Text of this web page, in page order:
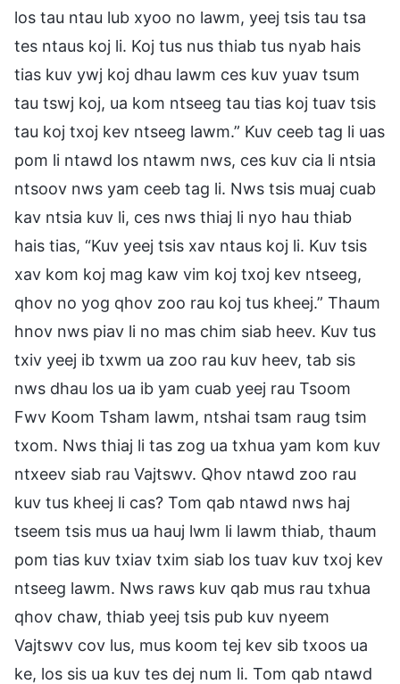
los tau ntau lub xyoo no lawm, yeej tsis tau tsa
tes ntaus koj li. Koj tus nus thiab tus nyab hais
tias kuv ywj koj dhau lawm ces kuv yuav tsum
tau tswj koj, ua kom ntseeg tau tias koj tuav tsis
tau koj txoj kev ntseeg lawm.” Kuv ceeb tag li uas
pom li ntawd los ntawm nws, ces kuv cia li ntsia
ntsoov nws yam ceeb tag li. Nws tsis muaj cuab
kav ntsia kuv li, ces nws thiaj li nyo hau thiab
hais tias, “Kuv yeej tsis xav ntaus koj li. Kuv tsis
xav kom koj mag kaw vim koj txoj kev ntseeg,
qhov no yog qhov zoo rau koj tus kheej.” Thaum
hnov nws piav li no mas chim siab heev. Kuv tus
txiv yeej ib txwm ua zoo rau kuv heev, tab sis
nws dhau los ua ib yam cuab yeej rau Tsoom
Fwv Koom Tsham lawm, ntshai tsam raug tsim
txom. Nws thiaj li tas zog ua txhua yam kom kuv
ntxeev siab rau Vajtswv. Qhov ntawd zoo rau
kuv tus kheej li cas? Tom qab ntawd nws haj
tseem tsis mus ua hauj lwm li lawm thiab, thaum
pom tias kuv txiav txim siab los tuav kuv txoj kev
ntseeg lawm. Nws raws kuv qab mus rau txhua
qhov chaw, thiab yeej tsis pub kuv nyeem
Vajtswv cov lus, mus koom tej kev sib txoos ua
ke, los sis ua kuv tes dej num li. Tom qab ntawd